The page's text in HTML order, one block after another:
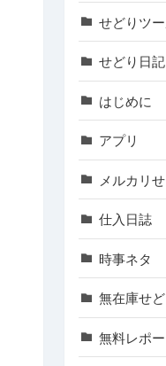
せどりツ
せどり日記
はじめに
アプリ
メルカリ
仕入日誌
時事ネタ
無在庫せ
無料レポ